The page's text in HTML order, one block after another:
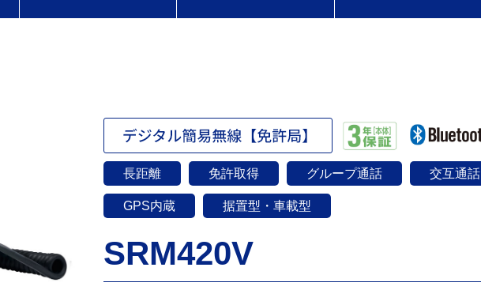
長距離 免許取得 グループ通話 交互通話
GPS内蔵 据置型・車載型
SRM420V